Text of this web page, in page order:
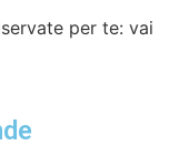
per te: vai